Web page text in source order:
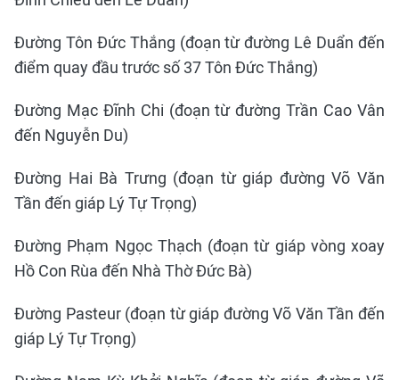
Đường Tôn Đức Thắng (đoạn từ đường Lê Duẩn đến
điểm quay đầu trước số 37 Tôn Đức Thắng)
Đường Mạc Đĩnh Chi (đoạn từ đường Trần Cao Vân
đến Nguyễn Du)
Đường Hai Bà Trưng (đoạn từ giáp đường Võ Văn
Tần đến giáp Lý Tự Trọng)
Đường Phạm Ngọc Thạch (đoạn từ giáp vòng xoay
Hồ Con Rùa đến Nhà Thờ Đức Bà)
Đường Pasteur (đoạn từ giáp đường Võ Văn Tần đến
giáp Lý Tự Trọng)